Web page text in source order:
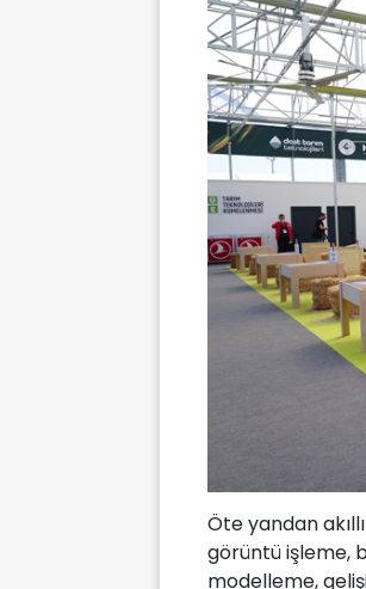
Öte yandan
görüntü işleme,
modelleme,